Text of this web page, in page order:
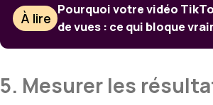
À lire
Pourquoi votre vidéo
de vues : ce qui bloque
5. Mesurer les